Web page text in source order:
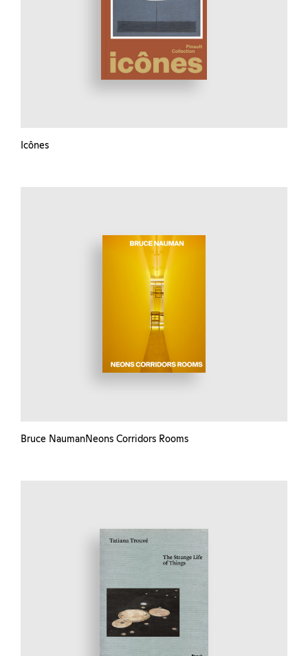
Icônes
Bruce NaumanNeons Corridors Rooms